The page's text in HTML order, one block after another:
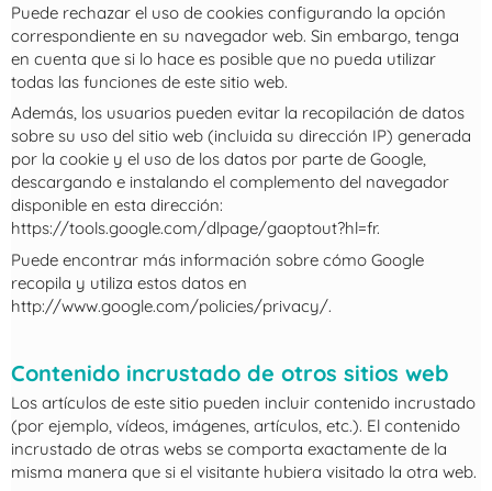
Puede rechazar el uso de cookies configurando la opción
correspondiente en su navegador web. Sin embargo, tenga
en cuenta que si lo hace es posible que no pueda utilizar
todas las funciones de este sitio web.
Además, los usuarios pueden evitar la recopilación de datos
sobre su uso del sitio web (incluida su dirección IP) generada
por la cookie y el uso de los datos por parte de Google,
descargando e instalando el complemento del navegador
disponible en esta dirección:
https://tools.google.com/dlpage/gaoptout?hl=fr.
Puede encontrar más información sobre cómo Google
recopila y utiliza estos datos en
http://www.google.com/policies/privacy/.
Contenido incrustado de otros sitios web
Los artículos de este sitio pueden incluir contenido incrustado
(por ejemplo, vídeos, imágenes, artículos, etc.). El contenido
incrustado de otras webs se comporta exactamente de la
misma manera que si el visitante hubiera visitado la otra web.